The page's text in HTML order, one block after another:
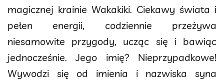
magicznej krainie Wakakiki. Ciekawy świata i
pełen energii, codziennie przeżywa
niesamowite przygody, ucząc się i bawiąc
jednocześnie. Jego imię? Nieprzypadkowe!
Wywodzi się od imienia i nazwiska syna